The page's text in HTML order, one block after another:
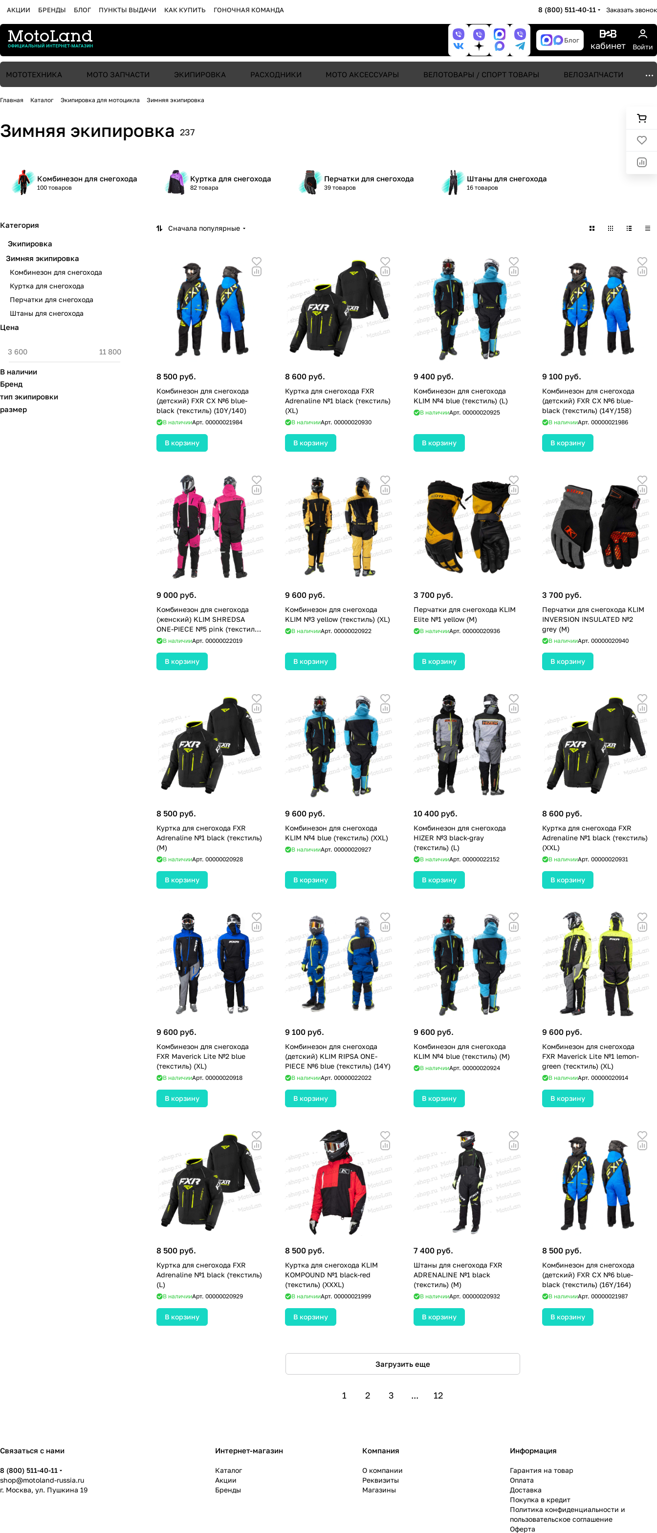
АКЦИИ БРЕНДЫ БЛОГ ПУНКТЫ ВЫДАЧИ КАК КУПИТЬ ГОНОЧНАЯ КОМАНДА 8 (800) 511-40-11 Заказать звонок
Блог кабинет Войти
МОТОТЕХНИКА МОТО ЗАПЧАСТИ ЭКИПИРОВКА РАСХОДНИКИ МОТО АКСЕССУАРЫ ВЕЛОТОВАРЫ / СПОРТ ТОВАРЫ ВЕЛОЗАПЧАСТИ
Главная Каталог Экипировка для мотоцикла Зимняя экипировка
Зимняя экипировка 237
Комбинезон для снегохода
100 товаров
Куртка для снегохода
82 товара
Перчатки для снегохода
39 товаров
Штаны для снегохода
16 товаров
Сначала популярные
8 500 руб.
Комбинезон для снегохода
(детский) FXR CX №6 blue-
black (текстиль) (10Y/140)
В наличииАрт. 00000021984
В корзину
8 600 руб.
Куртка для снегохода FXR
Adrenaline №1 black (текстиль)
(XL)
В наличииАрт. 00000020930
В корзину
9 400 руб.
Комбинезон для снегохода
KLIM №4 blue (текстиль) (L)
В наличииАрт. 00000020925
В корзину
9 100 руб.
Комбинезон для снегохода
(детский) FXR CX №6 blue-
black (текстиль) (14Y/158)
В наличииАрт. 00000021986
В корзину
9 000 руб.
Комбинезон для снегохода
(женский) KLIM SHREDSA
ONE-PIECE №5 pink (текстиль)
(XL)В наличииАрт. 00000022019
В корзину
9 600 руб.
Комбинезон для снегохода
KLIM №3 yellow (текстиль) (XL)
В наличииАрт. 00000020922
В корзину
3 700 руб.
Перчатки для снегохода KLIM
Elite №1 yellow (M)
В наличииАрт. 00000020936
В корзину
3 700 руб.
Перчатки для снегохода KLIM
INVERSION INSULATED №2
grey (M)
В наличииАрт. 00000020940
В корзину
8 500 руб.
Куртка для снегохода FXR
Adrenaline №1 black (текстиль)
(M)
В наличииАрт. 00000020928
В корзину
9 600 руб.
Комбинезон для снегохода
KLIM №4 blue (текстиль) (XXL)
В наличииАрт. 00000020927
В корзину
10 400 руб.
Комбинезон для снегохода
HIZER №3 black-gray
(текстиль) (L)
В наличииАрт. 00000022152
В корзину
8 600 руб.
Куртка для снегохода FXR
Adrenaline №1 black (текстиль)
(XXL)
В наличииАрт. 00000020931
В корзину
9 600 руб.
Комбинезон для снегохода
FXR Maverick Lite №2 blue
(текстиль) (XL)
В наличииАрт. 00000020918
В корзину
9 100 руб.
Комбинезон для снегохода
(детский) KLIM RIPSA ONE-
PIECE №6 blue (текстиль) (14Y)
В наличииАрт. 00000022022
В корзину
9 600 руб.
Комбинезон для снегохода
KLIM №4 blue (текстиль) (M)
В наличииАрт. 00000020924
В корзину
9 600 руб.
Комбинезон для снегохода
FXR Maverick Lite №1 lemon-
green (тесктиль) (XL)
В наличииАрт. 00000020914
В корзину
8 500 руб.
Куртка для снегохода FXR
Adrenaline №1 black (текстиль)
(L)
В наличииАрт. 00000020929
В корзину
8 500 руб.
Куртка для снегохода KLIM
KOMPOUND №1 black-red
(текстиль) (XXXL)
В наличииАрт. 00000021999
В корзину
7 400 руб.
Штаны для снегохода FXR
ADRENALINE №1 black
(текстиль) (M)
В наличииАрт. 00000020932
В корзину
8 500 руб.
Комбинезон для снегохода
(детский) FXR CX №6 blue-
black (текстиль) (16Y/164)
В наличииАрт. 00000021987
В корзину
Загрузить еще
1 2 3 ... 12
Категория
Экипировка
Зимняя экипировка
Комбинезон для снегохода
Куртка для снегохода
Перчатки для снегохода
Штаны для снегохода
Цена
В наличии
Бренд
тип экипировки
размер
Связаться с нами
8 (800) 511-40-11
shop@motoland-russia.ru
г. Москва, ул. Пушкина 19
Интернет-магазин
Каталог
Акции
Бренды
Компания
О компании
Реквизиты
Магазины
Информация
Гарантия на товар
Оплата
Доставка
Покупка в кредит
Политика конфиденциальности и
пользовательское соглашение
Оферта